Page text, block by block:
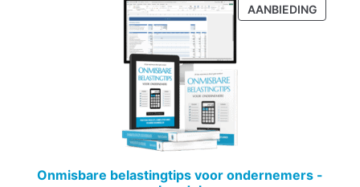
AANBIEDING
IN
Onmisbare belastingtips voor ondernemers -